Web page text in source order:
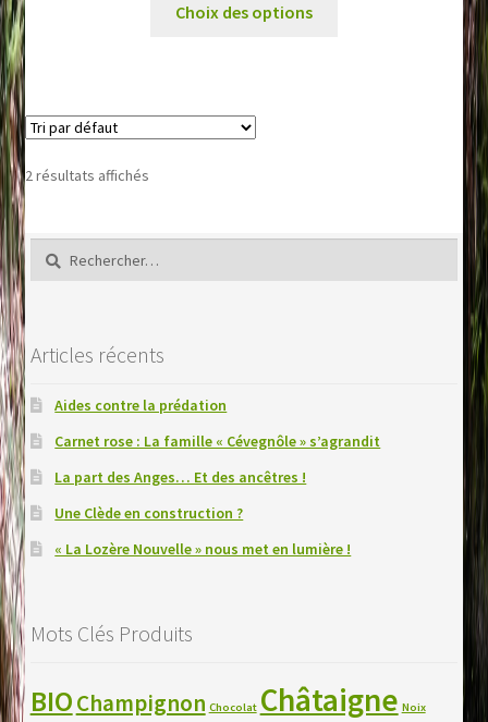
Choix des options
choisies
2 résultats affichés
Rechercher :
Articles récents
Aides contre la prédation
Carnet rose : La famille « Cévegnôle » s’agrandit
La part des Anges… Et des ancêtres !
Une Clède en construction ?
« La Lozère Nouvelle » nous met en lumière !
Mots Clés Produits
BIOChampignon Chocolat Châtaigne Noix